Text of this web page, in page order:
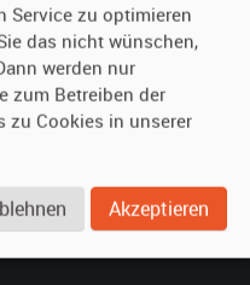
Häufige Fragen (FAQ)
Service zu optimieren
das nicht wünschen,
werden nur
zum Betreiben der
zu Cookies in unserer
Akzeptieren